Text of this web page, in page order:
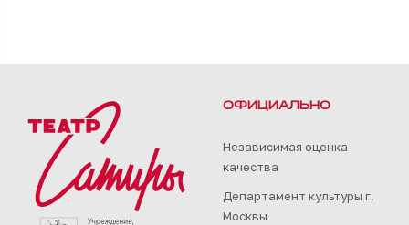
ОФИЦИАЛЬНО
Независимая оценка
качества
Департамент культуры г.
Москвы